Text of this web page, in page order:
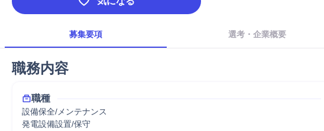
募集要項 選考・企業概要
職務内容
職種
設備保全/メンテナンス
発電設備設置/保守